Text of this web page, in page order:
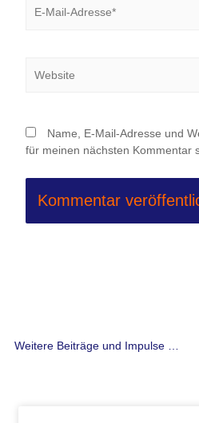
Mail-
Name, E-Mail-Adresse und
für meinen nächsten Kommentar
Weitere Beiträge und Impulse …